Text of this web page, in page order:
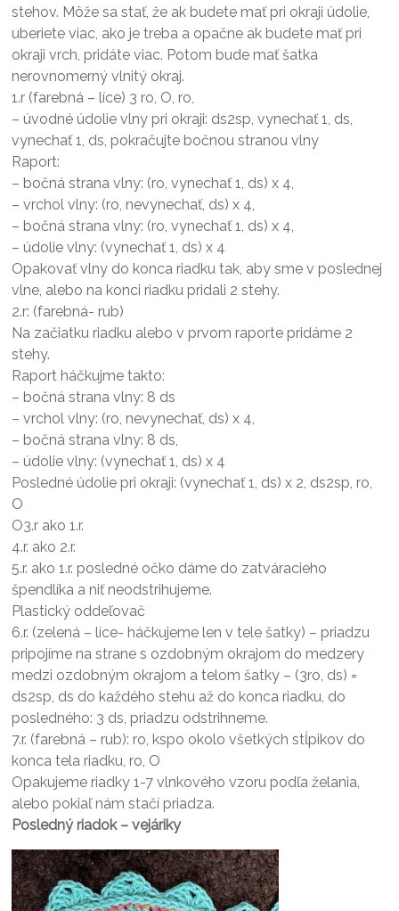
stehov. Môže sa stať, že ak budete mať pri okraji údolie,
uberiete viac, ako je treba a opačne ak budete mať pri
okraji vrch, pridáte viac. Potom bude mať šatka
nerovnomerný vlnitý okraj.
1.r (farebná – líce) 3 ro, O, ro,
– úvodné údolie vlny pri okraji: ds2sp, vynechať 1, ds,
vynechať 1, ds, pokračujte bočnou stranou vlny
Raport:
– bočná strana vlny: (ro, vynechať 1, ds) x 4,
– vrchol vlny: (ro, nevynechať, ds) x 4,
– bočná strana vlny: (ro, vynechať 1, ds) x 4,
– údolie vlny: (vynechať 1, ds) x 4
Opakovať vlny do konca riadku tak, aby sme v poslednej
vlne, alebo na konci riadku pridali 2 stehy.
2.r: (farebná- rub)
Na začiatku riadku alebo v prvom raporte pridáme 2
stehy.
Raport háčkujme takto:
– bočná strana vlny: 8 ds
– vrchol vlny: (ro, nevynechať, ds) x 4,
– bočná strana vlny: 8 ds,
– údolie vlny: (vynechať 1, ds) x 4
Posledné údolie pri okraji: (vynechať 1, ds) x 2, ds2sp, ro,
O
O3.r ako 1.r.
4.r. ako 2.r.
5.r. ako 1.r. posledné očko dáme do zatváracieho
špendlíka a niť neodstrihujeme.
Plastický oddeľovač
6.r. (zelená – líce- háčkujeme len v tele šatky) – priadzu
pripojíme na strane s ozdobným okrajom do medzery
medzi ozdobným okrajom a telom šatky – (3ro, ds) =
ds2sp, ds do každého stehu až do konca riadku, do
posledného: 3 ds, priadzu odstrihneme.
7.r. (farebná – rub): ro, kspo okolo všetkých stĺpikov do
konca tela riadku, ro, O
Opakujeme riadky 1-7 vlnkového vzoru podľa želania,
alebo pokiaľ nám stačí priadza.
Posledný riadok – vejáriky